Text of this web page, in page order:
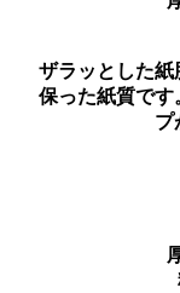
ザラッとした
保った紙質です
プ